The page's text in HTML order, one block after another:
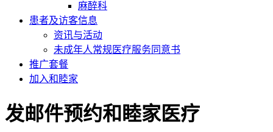
麻醉科
患者及访客信息
资讯与活动
未成年人常规医疗服务同意书
推广套餐
加入和睦家
发邮件预约和睦家医疗